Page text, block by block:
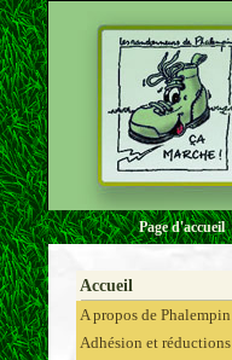
Page d'accueil
Accueil
A propos de Phalempin
Adhésion et réductions